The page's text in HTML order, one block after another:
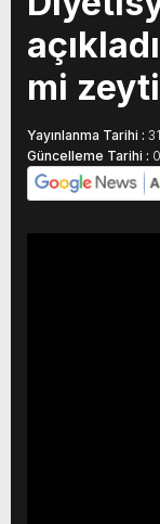
mi
Yayınlanma Tarihi :
Güncelleme Tarihi :